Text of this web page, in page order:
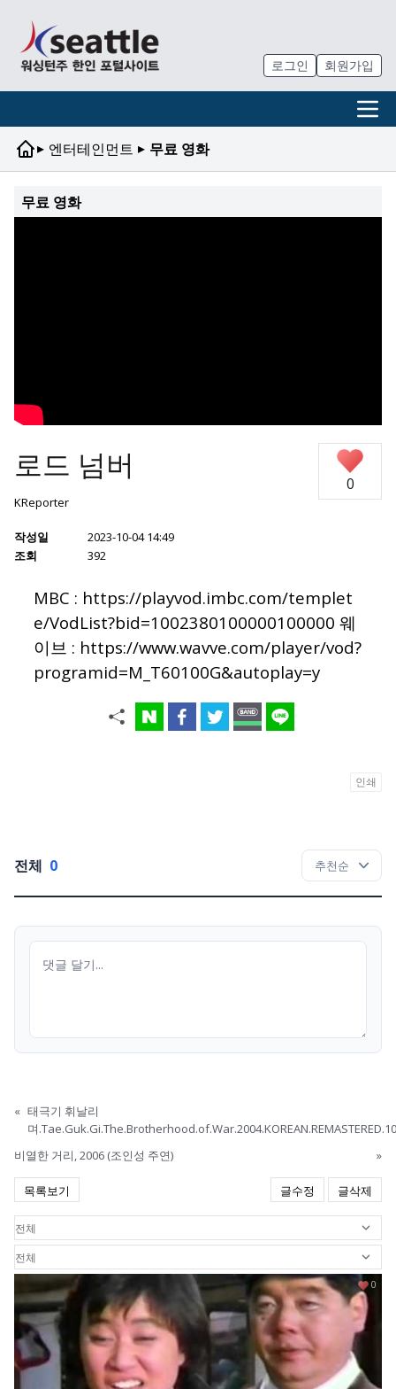
로그인 회원가입
▸ 엔터테인먼트 ▸ 무료 영화
무료 영화
로드 넘버
KReporter
작성일
2023-10-04 14:49
조회
392
0
MBC : https://playvod.imbc.com/templet
e/VodList?bid=1002380100000100000 웨
이브 : https://www.wavve.com/player/vod?
programid=M_T60100G&autoplay=y
인쇄
전체 0
« 태극기 휘날리
며
비열한 거리, 2006 (조인성 주연)
»
목록보기 글수정 글삭제
0